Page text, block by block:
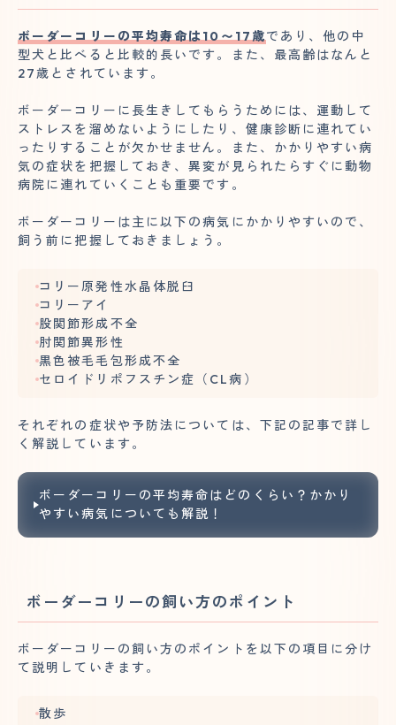
ボーダーコリーの平均寿命は10〜17歳であり、他の中
型犬と比べると比較的長いです。また、最高齢はなんと
27歳とされています。
ボーダーコリーに長生きしてもらうためには、運動して
ストレスを溜めないようにしたり、健康診断に連れてい
ったりすることが欠かせません。また、かかりやすい病
気の症状を把握しておき、異変が見られたらすぐに動物
病院に連れていくことも重要です。
ボーダーコリーは主に以下の病気にかかりやすいので、
飼う前に把握しておきましょう。
コリー原発性水晶体脱臼
コリーアイ
股関節形成不全
肘関節異形性
黒色被毛毛包形成不全
セロイドリポフスチン症（CL病）
それぞれの症状や予防法については、下記の記事で詳し
く解説しています。
ボーダーコリーの平均寿命はどのくらい？かかり
やすい病気についても解説！
ボーダーコリーの飼い方のポイント
ボーダーコリーの飼い方のポイントを以下の項目に分け
て説明していきます。
散歩